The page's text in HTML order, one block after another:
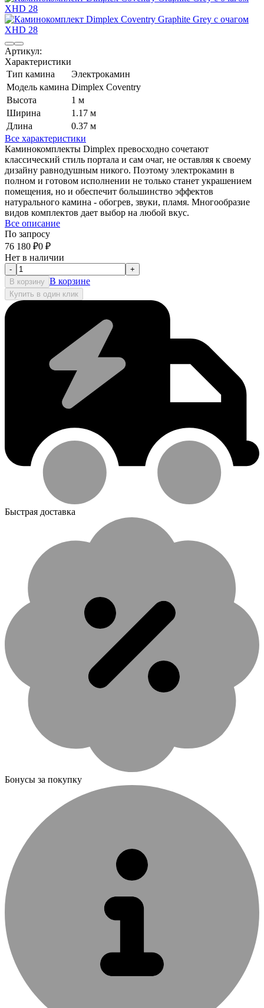
Артикул:
Характеристики
Тип камина
Электрокамин
Модель камина Dimplex Coventry
Высота
1 м
Ширина
1.17 м
Длина
0.37 м
Все характеристики
Каминокомплекты Dimplex превосходно сочетают
классический стиль портала и сам очаг, не оставляя к своему
дизайну равнодушным никого. Поэтому электрокамин в
полном и готовом исполнении не только станет украшением
помещения, но и обеспечит большинство эффектов
натурального камина - обогрев, звуки, пламя. Многообразие
видов комплектов дает выбор на любой вкус.
Все описание
По запросу
76 180 ₽0 ₽
Нет в наличии
-
+
В корзину В корзине
Купить в один клик
Быстрая доставка
Бонусы за покупку